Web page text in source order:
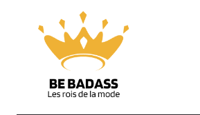
content